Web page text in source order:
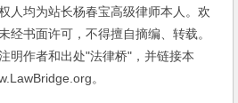
人均为站长杨春宝高级律师本人。欢
经书面许可，不得擅自摘编、转载。
明作者和出处"法律桥"，并链接本
。